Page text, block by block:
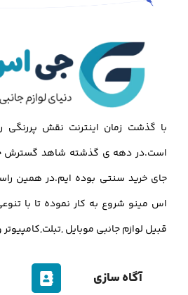
با گذشت زمان اینترنت نقش پررنگی
است.در دهه ی گذشته شاهد گسترش
جای خرید سنتی بوده ایم.در همین
اس مینو شروع به کار نموده تا با
قبیل لوازم جانبی موبایل
آگاه سازی